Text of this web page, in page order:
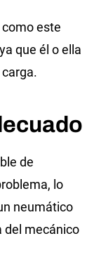
este
que él o ella
de
lo
neumático
del mecánico